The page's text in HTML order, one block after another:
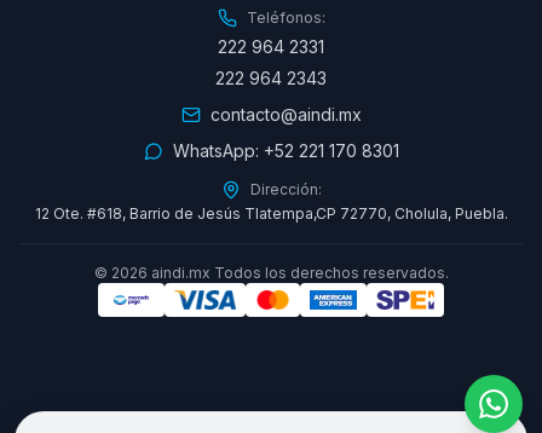
Teléfonos:
222 964 2331
222 964 2343
contacto@aindi.mx
WhatsApp: +52 221 170 8301
Dirección:
12 Ote. #618, Barrio de Jesús Tlatempa,CP 72770, Cholula, Puebla.
© 2026 aindi.mx Todos los derechos reservados.